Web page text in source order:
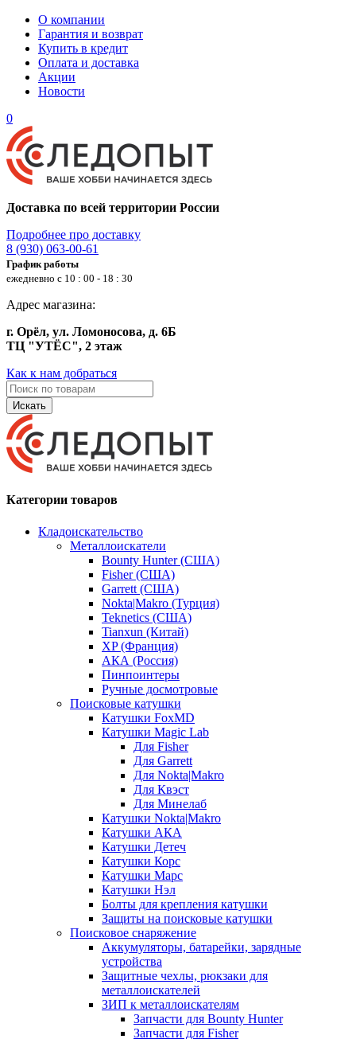
О компании
Гарантия и возврат
Купить в кредит
Оплата и доставка
Акции
Новости
0
Доставка по всей территории России
Подробнее про доставку
8 (930) 063-00-61
График работы
ежедневно с 10 : 00 - 18 : 30
Адрес магазина:
г. Орёл, ул. Ломоносова, д. 6Б
ТЦ "УТЁС", 2 этаж
Как к нам добраться
Искать
Категории товаров
Кладоискательство
Металлоискатели
Bounty Hunter (США)
Fisher (США)
Garrett (США)
Nokta|Makro (Турция)
Teknetics (США)
Tianxun (Китай)
XP (Франция)
АКА (Россия)
Пинпоинтеры
Ручные досмотровые
Поисковые катушки
Катушки FoxMD
Катушки Magic Lab
Для Fisher
Для Garrett
Для Nokta|Makro
Для Квэст
Для Минелаб
Катушки Nokta|Makro
Катушки АКА
Катушки Детеч
Катушки Корс
Катушки Марс
Катушки Нэл
Болты для крепления катушки
Защиты на поисковые катушки
Поисковое снаряжение
Аккумуляторы, батарейки, зарядные
устройства
Защитные чехлы, рюкзаки для
металлоискателей
ЗИП к металлоискателям
Запчасти для Bounty Hunter
Запчасти для Fisher